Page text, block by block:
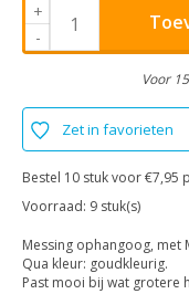
+
-
Voor
Zet in favorieten
Bestel 10 stuk voor €7,95
Voorraad: 9 stuk(s)
Messing ophangoog, met
Qua kleur: goudkleurig.
Past mooi bij wat grotere